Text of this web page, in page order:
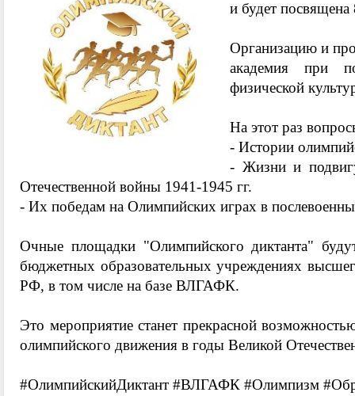
и будет
Организацию и
академия при
физической
На этот раз
- Истории
- Жизни и
Отечественной войны 1941-1945 гг.
- Их победам на Олимпийских играх в
Очные площадки "Олимпийского диктанта"
бюджетных образовательных учреждениях
РФ, в том числе на базе ВЛГАФК.
Это мероприятие станет прекрасной
олимпийского движения в годы Великой
#ОлимпийскийДиктант #ВЛГАФК #Олимпизм